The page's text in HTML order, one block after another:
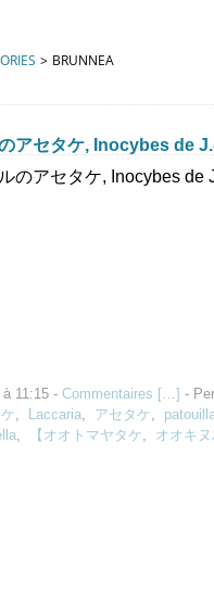
> BRUNNEA
アセタケ, Inocybes de
11:15 - Commentaires […] -
, Laccaria, アセタケ,
, 【オオトマヤタケ, オオキ